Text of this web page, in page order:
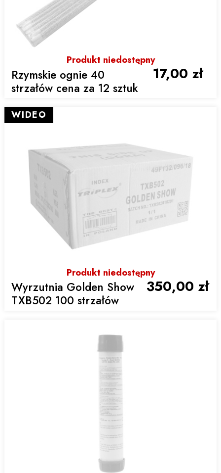
Produkt niedostępny
Rzymskie ognie 40
strzałów cena za 12 sztuk
17,00 zł
Produkt niedostępny
Wyrzutnia Golden Show
TXB502 100 strzałów
350,00 zł
WIDEO